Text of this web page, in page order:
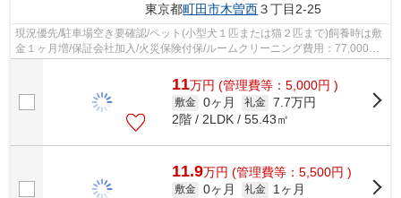
東京都町田市木曽西３丁目2-25
現況優先/駐車場空き要確認/ペット(小型犬１匹または猫２匹まで)飼養時は敷
金１ヶ月増/保証会社加入/火災保険付保/ルームクリーニング費用：77,000円
(ご契約時)/電気は貸主より配給
11万円 (管理費等：5,000円 )
敷金 0ヶ月 礼金 7.7万円
2階 / 2LDK / 55.43㎡
11.9万円 (管理費等：5,500円 )
敷金 0ヶ月 礼金
1ヶ月